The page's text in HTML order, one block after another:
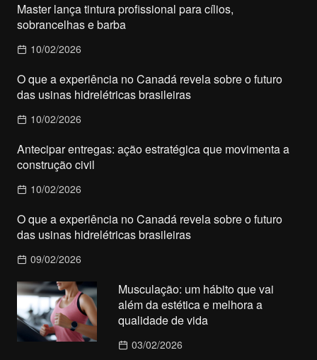
Master lança tintura profissional para cílios,
sobrancelhas e barba
10/02/2026
O que a experiência no Canadá revela sobre o futuro
das usinas hidrelétricas brasileiras
10/02/2026
Antecipar entregas: ação estratégica que movimenta a
construção civil
10/02/2026
O que a experiência no Canadá revela sobre o futuro
das usinas hidrelétricas brasileiras
09/02/2026
Musculação: um hábito que vai
além da estética e melhora a
qualidade de vida
03/02/2026